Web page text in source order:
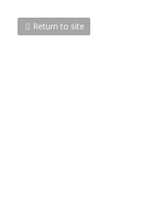
Return to site